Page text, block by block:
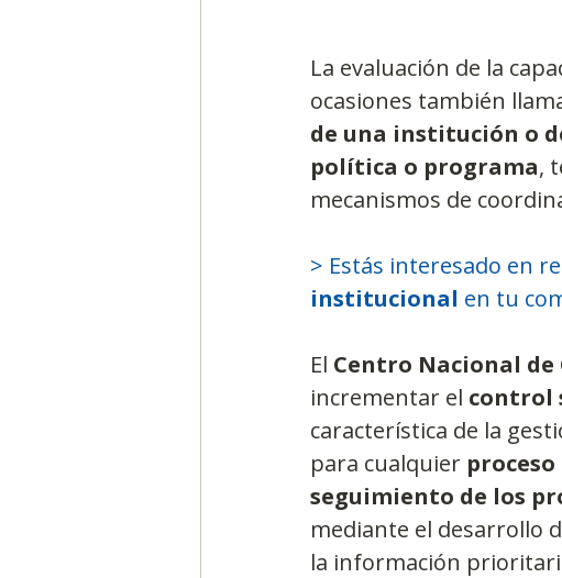
La evaluación de la
ocasiones también
de una institución o
política o programa,
mecanismos de
> Estás interesado en
institucional en tu
El Centro Nacional
incrementar el control
característica de la
para cualquier
seguimiento de los
mediante el desarrollo
la información